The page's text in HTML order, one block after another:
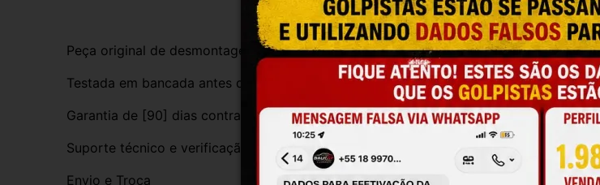
Peça original de desmontagem, com procedência e qualidade
Testada em bancada antes do envio
Garantia de [90] dias contra defeitos de funcionamento
Suporte técnico e verificação de compatibilidade antes da compra
Envio e Troca